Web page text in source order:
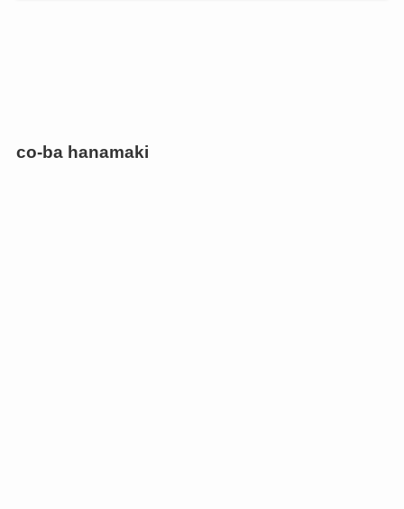
co-ba hanamaki